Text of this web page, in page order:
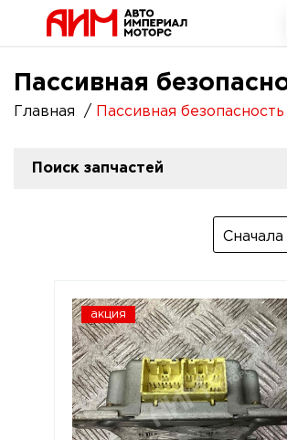
Пассивная
Главная Пассивная безопасность
Поиск запчастей
акция